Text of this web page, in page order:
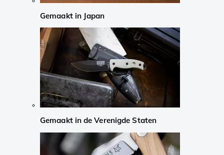
Gemaakt in Japan
Gemaakt in de Verenigde Staten